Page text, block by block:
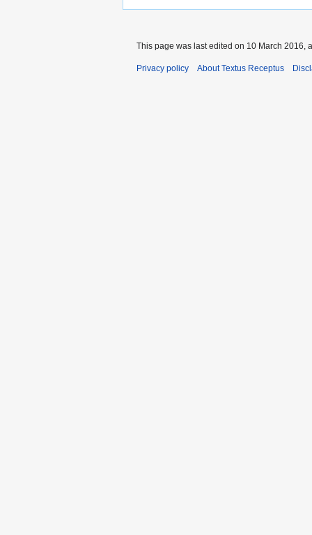
This page was last edited on 10 March 2016,
Privacy policy About Textus Receptus